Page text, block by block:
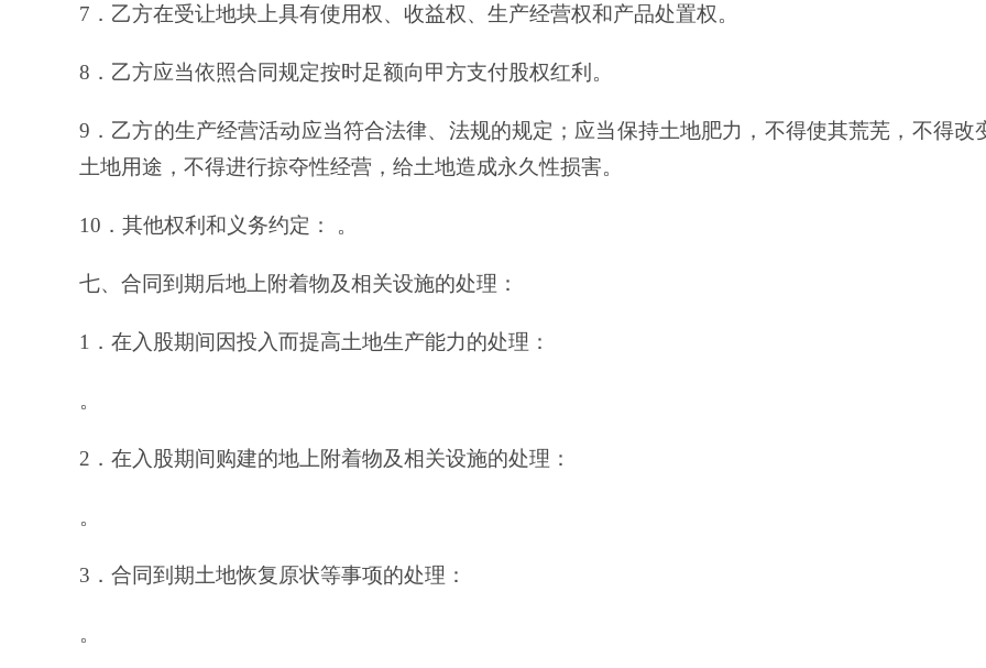
7．乙方在受让地块上具有使用权、收益权、生产经营权和产品处置权。
8．乙方应当依照合同规定按时足额向甲方支付股权红利。
9．乙方的生产经营活动应当符合法律、法规的规定；应当保持土地肥力，不得使其荒芜，不得改
土地用途，不得进行掠夺性经营，给土地造成永久性损害。
10．其他权利和义务约定： 。
七、合同到期后地上附着物及相关设施的处理：
1．在入股期间因投入而提高土地生产能力的处理：
。
2．在入股期间购建的地上附着物及相关设施的处理：
。
3．合同到期土地恢复原状等事项的处理：
。